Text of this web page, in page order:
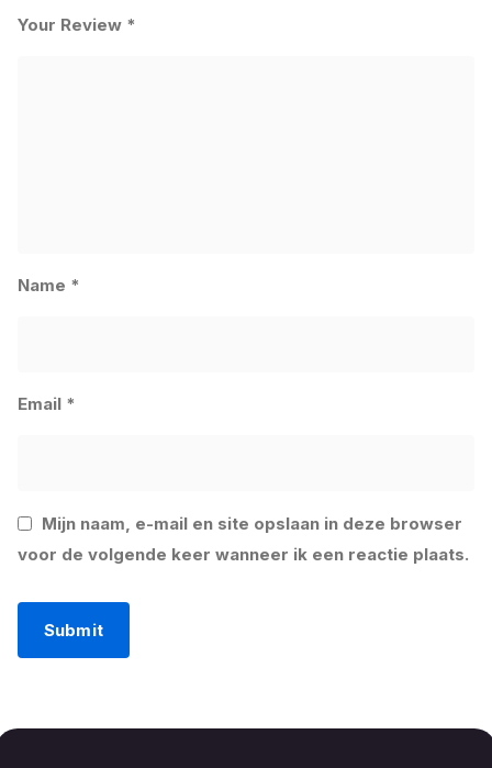
Your Review *
Name *
Email *
Mijn naam, e-mail en site opslaan in deze browser
voor de volgende keer wanneer ik een reactie plaats.